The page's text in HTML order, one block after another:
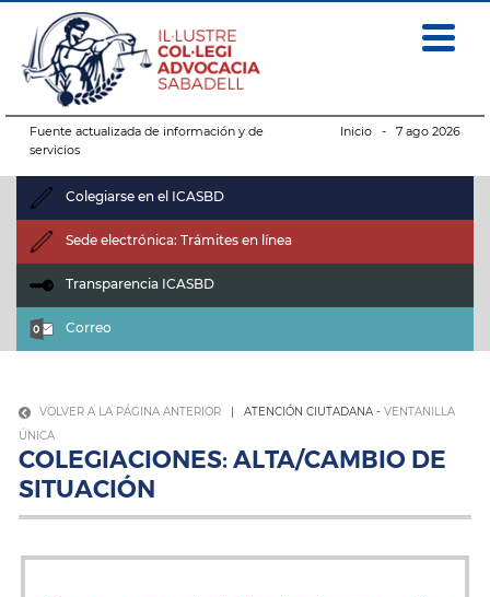
Fuente actualizada de información y de
servicios
Inicio- 7 ago 2026
Colegiarse en el ICASBD
Sede electrónica: Trámites en línea
Transparencia ICASBD
Correo
VOLVER A LA PÁGINA ANTERIOR | ATENCIÓN CIUTADANA - VENTANILLA
ÚNICA
COLEGIACIONES: ALTA/CAMBIO DE
SITUACIÓN